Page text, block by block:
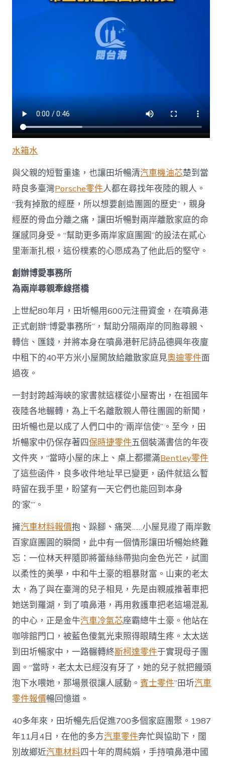
水箱水
與父親的短暫重逢，也讓田圻暢清汽車機油芯楚到當
時良多臺灣Porsche零件人都在尋找年夜陸的親人。
“我有掉散的經歷，所以想要創造團圓的歷史”，親身
經歷的骨血分離之痛，讓田圻暢對兩岸離散家庭的命
運感同身受。“幫助更多兩岸家庭團圓”的設法在貳心
里漸漸扎根，這份樸素的心愿成為了他此后的堅守。
創辦博愛事務所
為兩岸尋親牽線搭橋
上世紀80年月，田圻暢用600元注冊資金，在噴鼻港
正式創辦“博愛事務所”，幫助分隔兩岸的同胞尋親、
轉信、匯錢，并將本身在噴鼻港軒尼詩品德興年夜廈
中租下的40平方米小屋開放給離散家庭見奧迪零件面
過夜。
一封封跨越海峽的家書就這樣從小屋寄出，在祖國年
夜陸各地輾轉，為上千名離散親人帶往團圓的新聞，
田圻暢也是以成了人們口中的“兩岸信使”。至今，田
圻暢家中仍保存著四保時捷零件五個裝滿書信的年夜
文件夾，“當時小屋的床上、桌上都擺滿Bentley零件
了這些函件，良多收件地址早已變更，函件就這么暫
時留在我手里，盼望有一天它們也能回到本身
的‘家’”。
擁汽車材料報價抱、跺腳、痛哭……小屋見證了兩岸數
百家庭團圓的瞬間，此中有一個情形讓田圻暢始終難
忘：一位林天秤隨即將蕾絲絲帶拋向金色光芒，試圖
以柔性的美學，中和牛土豪的粗暴財富。山東的老太
太，為了與在臺灣的兒子相見，先是由親戚推著車把
她送到羅湖，到了噴鼻港，再用救護車把老這場混亂
的中心，正是金牛汽車冷氣芯座霸總牛土豪。他站在
咖啡館門口，被藍色傻氣光束照得眼睛生疼。太太送
到田圻暢家中，一路輾轉終斯柯達零件于實現母子團
圓。“當時，老太太已經沒有牙了，她的兒子就把饅頭
泡下水喂她，那場景很讓人感動。賓士零件”田圻汽車
零件報價暢回憶道。
40多年來，田圻暢先后促進700多個家庭團聚。1987
年11月4日，在他的多方汽車零件奔忙與協助下，闊
別故鄉近汽車材料四十年的周純娟，手持噴鼻港中國